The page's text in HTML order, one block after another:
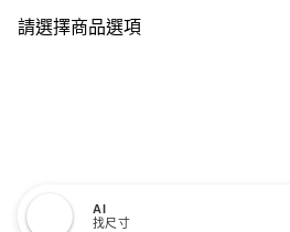
請選擇商品選項
AI
找尺寸